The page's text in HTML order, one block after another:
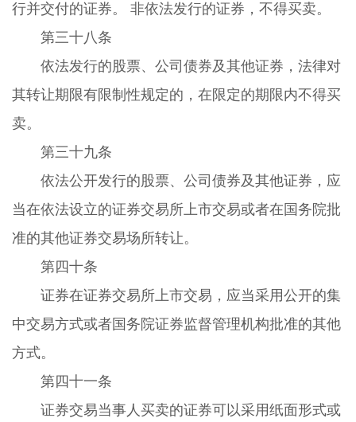
行并交付的证券。 非依法发行的证券，不得买卖。
第三十八条
依法发行的股票、公司债券及其他证券，法律对
其转让期限有限制性规定的，在限定的期限内不得买
卖。
第三十九条
依法公开发行的股票、公司债券及其他证券，应
当在依法设立的证券交易所上市交易或者在国务院批
准的其他证券交易场所转让。
第四十条
证券在证券交易所上市交易，应当采用公开的集
中交易方式或者国务院证券监督管理机构批准的其他
方式。
第四十一条
证券交易当事人买卖的证券可以采用纸面形式或